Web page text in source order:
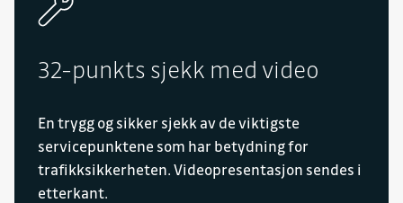
32-punkts sjekk med video
En trygg og sikker sjekk av de viktigste
servicepunktene som har betydning for
trafikksikkerheten. Videopresentasjon sendes i
etterkant.